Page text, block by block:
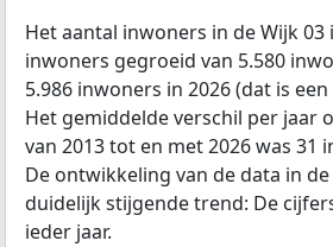
Het aantal inwoners in de Wijk 03
inwoners gegroeid van 5.580
5.986 inwoners in 2026 (dat is
Het gemiddelde verschil per jaar
van 2013 tot en met 2026 was 31
De ontwikkeling van de data in
duidelijk stijgende trend: De
ieder jaar.